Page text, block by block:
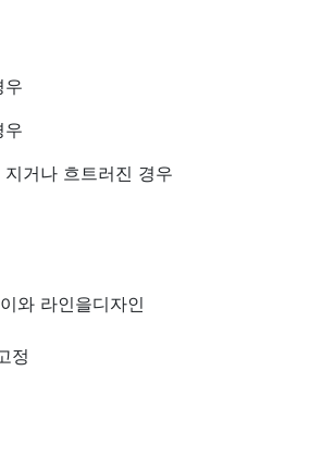
우
우
거나 흐트러진 경우
와 라인을디자인
정